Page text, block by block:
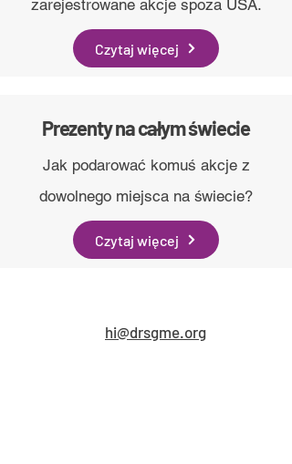
zarejestrowane akcje spoza USA.
Czytaj więcej
Prezenty na całym świecie
Jak podarować komuś akcje z
dowolnego miejsca na świecie?
Czytaj więcej
hi@drsgme.org